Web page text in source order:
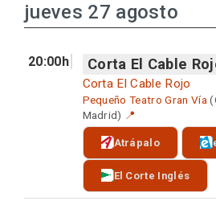
jueves 27 agosto
20:00h Corta El Cable
Corta El Cable Rojo
Pequeño Teatro Gran Vía
Madrid) 📍
Atrápalo
El Corte Inglés